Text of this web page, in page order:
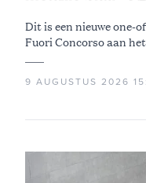
Dit is een nieuwe one-
Fuori Concorso aan
9 AUGUSTUS 2026